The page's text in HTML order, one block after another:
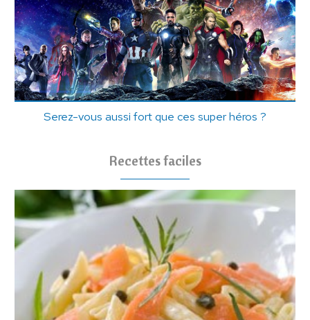
Serez-vous aussi fort que ces super héros ?
Recettes faciles